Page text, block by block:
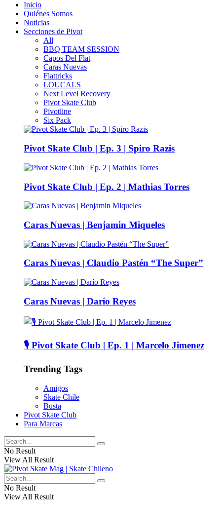
Inicio
Quiénes Somos
Noticias
Secciones de Pivot
All
BBQ TEAM SESSION
Capos Del Flat
Caras Nuevas
Flattricks
LOUCALS
Next Level Recovery
Pivot Skate Club
Pivotline
Six Pack
Pivot Skate Club | Ep. 3 | Spiro Razis
Pivot Skate Club | Ep. 2 | Mathias Torres
Caras Nuevas | Benjamin Miqueles
Caras Nuevas | Claudio Pastén “The Super”
Caras Nuevas | Darío Reyes
🎙️ Pivot Skate Club | Ep. 1 | Marcelo Jimenez
Trending Tags
Amigos
Skate Chile
Busta
Pivot Skate Club
Para Marcas
No Result
View All Result
No Result
View All Result